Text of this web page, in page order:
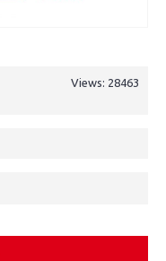
Views: 28463